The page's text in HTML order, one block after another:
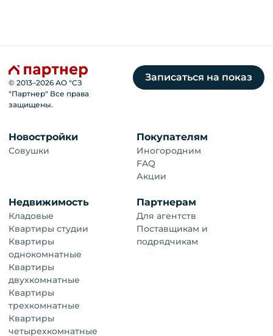
© 2013–2026 АО "СЗ
"Партнер" Все права
защищены.
Записаться на показ
Новостройки
Совушки
Покупателям
Иногородним
FAQ
Акции
Недвижимость
Кладовые
Квартиры студии
Квартиры
однокомнатные
Квартиры
двухкомнатные
Квартиры
трехкомнатные
Квартиры
четырехкомнатные
Партнерам
Для агентств
Поставщикам и
подрядчикам